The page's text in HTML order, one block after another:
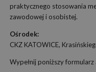
praktycznego stosowania
zawodowej i osobistej.
Ośrodek:
CKZ KATOWICE,
Wypełnij poniższy formularz